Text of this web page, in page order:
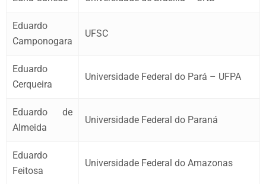
Eduardo
Camponogara
UFSC
Eduardo
Cerqueira
Universidade Federal do Pará – UFPA
Eduardo de
Almeida
Universidade Federal do Paraná
Eduardo
Feitosa
Universidade Federal do Amazonas